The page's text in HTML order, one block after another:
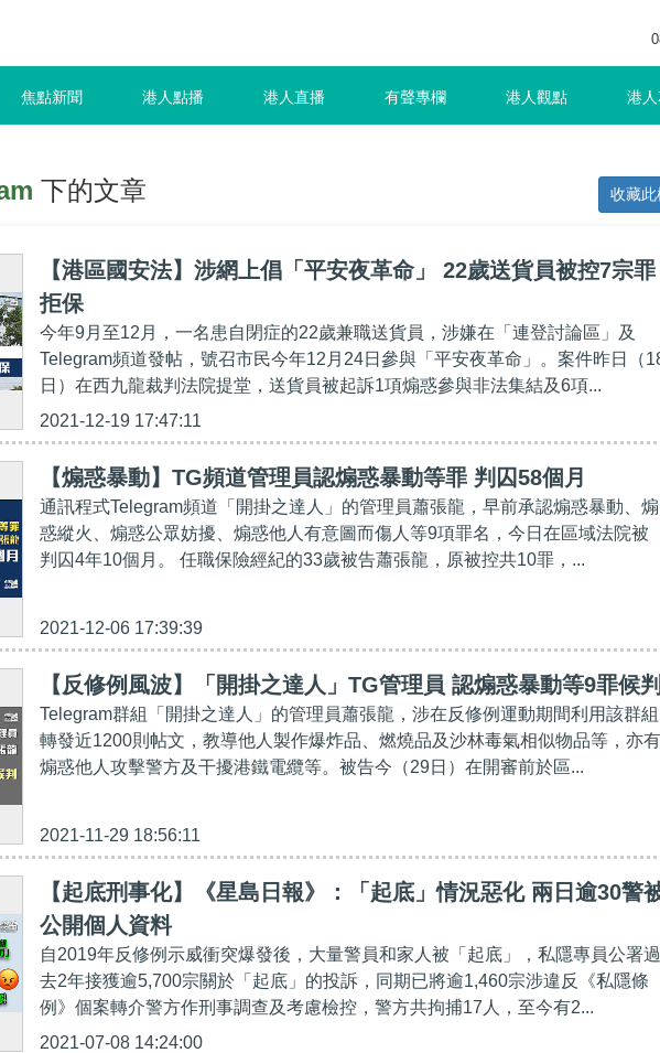
焦點新聞 港人點播 港人直播 有聲專欄 港人觀點 港
下的文章 收藏此
【港區國安法】涉網上倡「平安夜革命」 22歲送貨員被控7宗罪
拒保
今年9月至12月，一名患自閉症的22歲兼職送貨員，涉嫌在「連登討論區」及
Telegram頻道發帖，號召市民今年12月24日參與「平安夜革命」。案件昨日（
日）在西九龍裁判法院提堂，送貨員被起訴1項煽惑參與非法集結及6項...
2021-12-19 17:47:11
【煽惑暴動】TG頻道管理員認煽惑暴動等罪 判囚58個月
通訊程式Telegram頻道「開掛之達人」的管理員蕭張龍，早前承認煽惑暴動、煽
惑縱火、煽惑公眾妨擾、煽惑他人有意圖而傷人等9項罪名，今日在區域法院被
判囚4年10個月。 任職保險經紀的33歲被告蕭張龍，原被控共10罪，...
2021-12-06 17:39:39
【反修例風波】「開掛之達人」TG管理員 認煽惑暴動等9罪候判
Telegram群組「開掛之達人」的管理員蕭張龍，涉在反修例運動期間利用該群組
轉發近1200則帖文，教導他人製作爆炸品、燃燒品及沙林毒氣相似物品等，亦有
煽惑他人攻擊警方及干擾港鐵電纜等。被告今（29日）在開審前於區...
2021-11-29 18:56:11
【起底刑事化】《星島日報》：「起底」情況惡化 兩日逾30警
公開個人資料
自2019年反修例示威衝突爆發後，大量警員和家人被「起底」，私隱專員公署過
去2年接獲逾5,700宗關於「起底」的投訴，同期已將逾1,460宗涉違反《私隱條
例》個案轉介警方作刑事調查及考慮檢控，警方共拘捕17人，至今有2...
2021-07-08 14:24:00